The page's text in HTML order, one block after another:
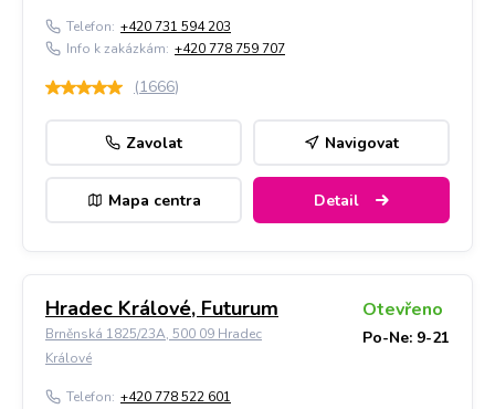
Telefon: +420 731 594 203
Info k zakázkám: +420 778 759 707
(1666)
Zavolat Navigovat
Mapa centra Detail
Hradec Králové, Futurum
Brněnská 1825/23A, 500 09 Hradec
Králové
Otevřeno
Po-Ne: 9-21
Telefon: +420 778 522 601